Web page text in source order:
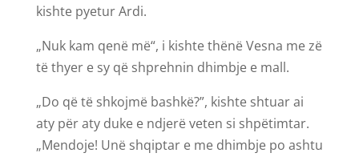
kishte pyetur Ardi.
„Nuk kam qenë më“, i kishte thënë Vesna me zë
të thyer e sy që shprehnin dhimbje e mall.
„Do që të shkojmë bashkë?”, kishte shtuar ai
aty për aty duke e ndjerë veten si shpëtimtar.
„Mendoje! Unë shqiptar e me dhimbje po ashtu